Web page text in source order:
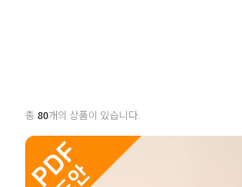
총 80개의 상품이 있습니다.